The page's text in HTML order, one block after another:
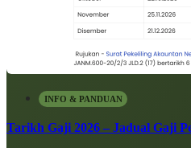
INFO & PANDUAN
Tarikh Gaji 2026 – Jadual Gaji